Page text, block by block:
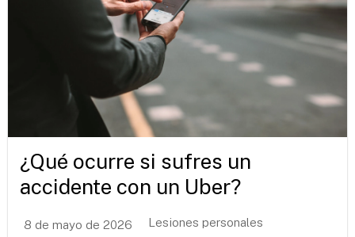
¿Qué ocurre si sufres un
accidente con un Uber?
8 de mayo de 2026 Lesiones personales